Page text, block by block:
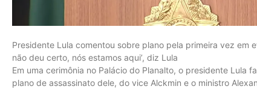
Presidente Lula comentou sobre plano pela primeira vez em
não deu certo, nós estamos aqui’, diz Lula
Em uma cerimônia no Palácio do Planalto, o presidente Lula
plano de assassinato dele, do vice Alckmin e o ministro